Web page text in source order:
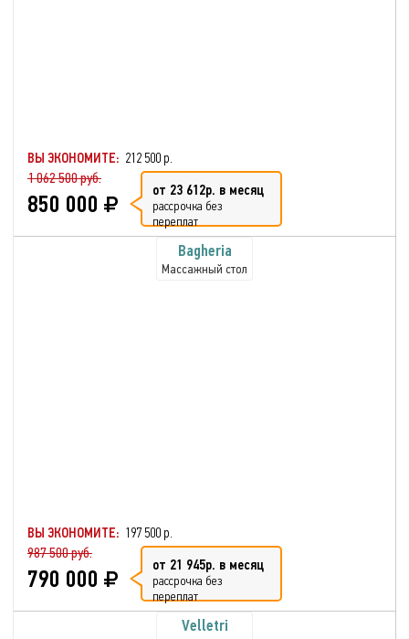
ВЫ ЭКОНОМИТЕ: 212 500 р.
1 062 500 руб.
850 000 от 23 612р. в месяц
рассрочка без
переплат
Bagheria
Массажный стол
ВЫ ЭКОНОМИТЕ: 197 500 р.
987 500 руб.
790 000 от 21 945р. в месяц
рассрочка без
переплат
Velletri